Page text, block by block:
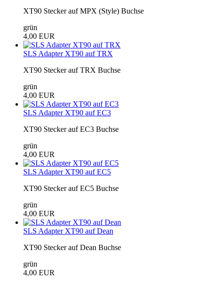
XT90 Stecker auf MPX (Style) Buchse
grün
4,00 EUR
SLS Adapter XT90 auf TRX
XT90 Stecker auf TRX Buchse
grün
4,00 EUR
SLS Adapter XT90 auf EC3
XT90 Stecker auf EC3 Buchse
grün
4,00 EUR
SLS Adapter XT90 auf EC5
XT90 Stecker auf EC5 Buchse
grün
4,00 EUR
SLS Adapter XT90 auf Dean
XT90 Stecker auf Dean Buchse
grün
4,00 EUR